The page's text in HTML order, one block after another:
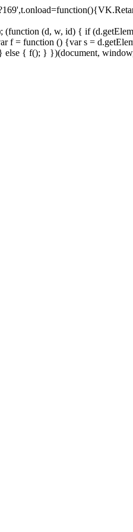
(d, w, id) { if
f = function () {var s =
else { f(); } })(document,